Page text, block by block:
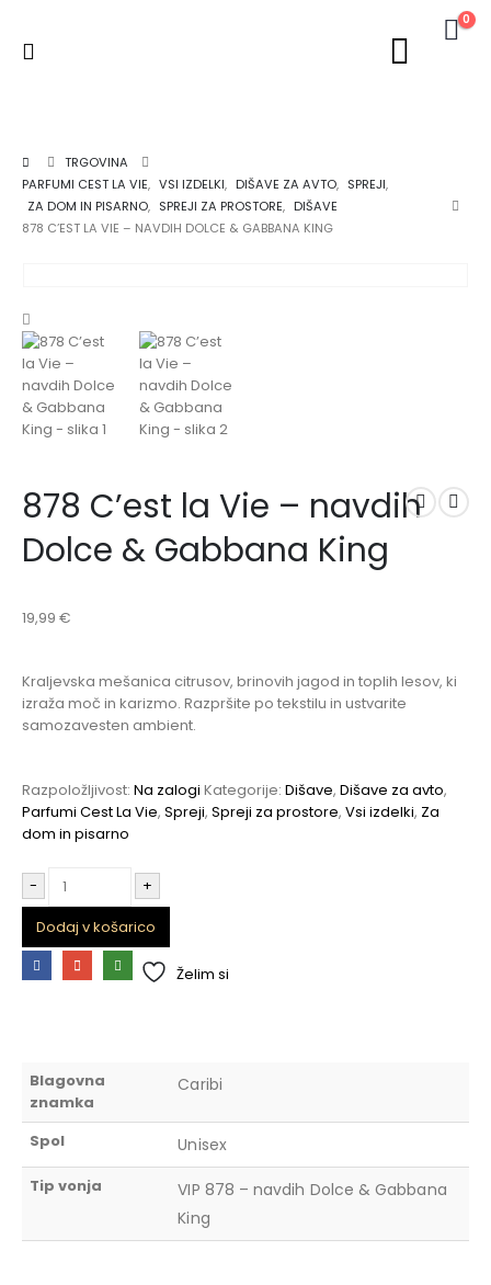
0
TRGOVINA
PARFUMI CEST LA VIE, VSI IZDELKI, DIŠAVE ZA AVTO, SPREJI,
ZA DOM IN PISARNO, SPREJI ZA PROSTORE, DIŠAVE
878 C’EST LA VIE – NAVDIH DOLCE & GABBANA KING
878 C’est la Vie – navdih
Dolce & Gabbana King
19,99 €
Kraljevska mešanica citrusov, brinovih jagod in toplih lesov, ki
izraža moč in karizmo. Razpršite po tekstilu in ustvarite
samozavesten ambient.
Razpoložljivost: Na zalogi Kategorije: Dišave, Dišave za avto,
Parfumi Cest La Vie, Spreji, Spreji za prostore, Vsi izdelki, Za
dom in pisarno
-
+
Dodaj v košarico
Želim si
Blagovna
znamka
Caribi
Spol Unisex
Tip vonja
VIP 878 – navdih Dolce & Gabbana
King